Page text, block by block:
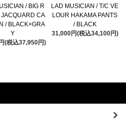
/ BIG R
JACQUARD CA
/ BLACK×GRA
Y
(税込37,950円)
LAD MUSICIAN / T/C VE
LOUR HAKAMA PANTS
/ BLACK
31,000円(税込34,100円)